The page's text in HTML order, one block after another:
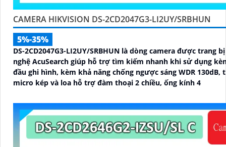
CAMERA HIKVISION DS-2CD2047G3-LI2UY/SRBHUN
5%-35%
DS-2CD2047G3-LI2UY/SRBHUN là dòng camera được trang
nghệ AcuSearch giúp hỗ trợ tìm kiếm nhanh khi sử dụng
đầu ghi hình, kèm khả năng chống ngược sáng WDR 130dB,
micro kép và loa hỗ trợ đàm thoại 2 chiều, ống kính 4